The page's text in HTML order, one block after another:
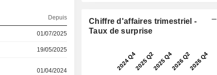
Depuis
01/07/2025
19/05/2025
01/04/2024
Chiffre d'affaires trimestriel -
Taux de surprise